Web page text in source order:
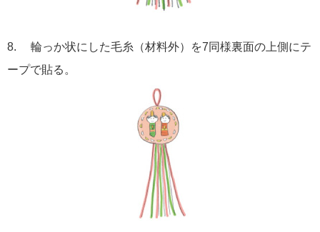
8. 輪っか状にした毛糸（材料外）を7同様裏面の上側にテ
ープで貼る。